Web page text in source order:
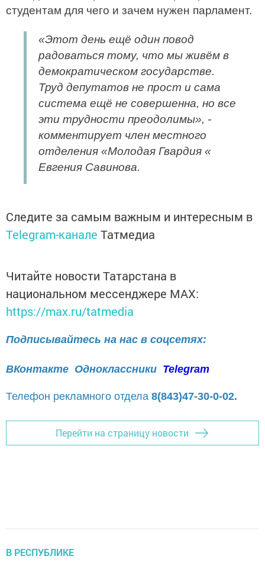
студентам для чего и зачем нужен парламент.
«Этот день ещё один повод
радоваться тому, что мы живём в
демократическом государстве.
Труд депутатов не прост и сама
система ещё не совершенна, но все
эти трудности преодолимы», -
комментирует член местного
отделения «Молодая Гвардия «
Евгения Савинова.
Следите за самым важным и интересным в
Telegram-канале Татмедиа
Читайте новости Татарстана в
национальном мессенджере MАХ:
https://max.ru/tatmedia
Подписывайтесь на нас в соцсетях:
ВКонтакте Одноклассники Telegram
Телефон рекламного отдела 8(843)47-30-0-02.
Перейти на страницу новости
В РЕСПУБЛИКЕ